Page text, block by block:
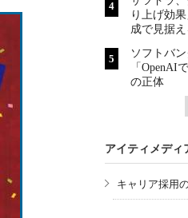
り上げ効
成で見据
ソフトバ
「OpenAI
の正体
アイティメディ
キャリア採用